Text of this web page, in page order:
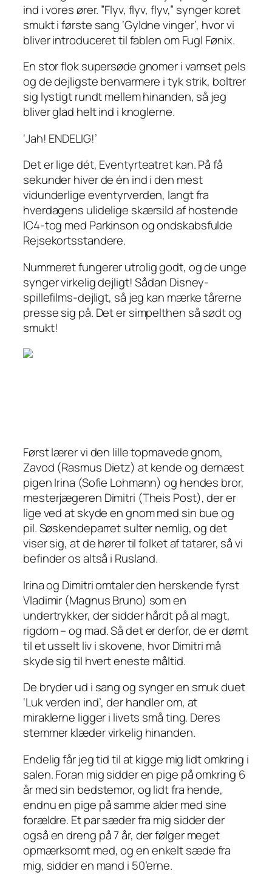
ind i vores ører. ”Flyv, flyv, flyv,” synger koret
smukt i første sang ‘Gyldne vinger’, hvor vi
bliver introduceret til fablen om Fugl Fønix.
En stor flok supersøde gnomer i vamset pels
og de dejligste benvarmere i tyk strik, boltrer
sig lystigt rundt mellem hinanden, så jeg
bliver glad helt ind i knoglerne.
‘Jah! ENDELIG!’
Det er ligedét, Eventyrteatret kan. På få
sekunder hiver de én ind i den mest
vidunderlige eventyrverden, langt fra
hverdagens ulidelige skærsild af hostende
IC4-tog med Parkinson og ondskabsfulde
Rejsekortsstandere.
Nummeret fungerer utrolig godt, og de unge
synger virkelig dejligt! Sådan Disney-
spillefilms-dejligt, så jeg kan mærke tårerne
presse sig på. Det er simpelthen så sødt og
smukt!
Først lærer vi den lille topmavede gnom,
Zavod (Rasmus Dietz) at kende og dernæst
pigen Irina (Sofie Lohmann) og hendes bror,
mesterjægeren Dimitri (Theis Post), der er
lige ved at skyde en gnom med sin bue og
pil. Søskendeparret sulter nemlig, og det
viser sig, at de hører til folket af tatarer, så vi
befinder os altså i Rusland.
Irina og Dimitri omtaler den herskende fyrst
Vladimir (Magnus Bruno) som en
undertrykker, der sidder hårdt på al magt,
rigdom – og mad. Så det er derfor, de er dømt
til et usselt liv i skovene, hvor Dimitri må
skyde sig til hvert eneste måltid.
De bryder ud i sang og synger en smuk duet
‘Luk verden ind’, der handler om, at
miraklerne ligger i livets små ting. Deres
stemmer klæder virkelig hinanden.
Endelig får jeg tid til at kigge mig lidt omkring i
salen. Foran mig sidder en pige på omkring 6
år med sin bedstemor, og lidt fra hende,
endnu en pige på samme alder med sine
forældre. Et par sæder fra mig sidder der
også en dreng på 7 år, der følger meget
opmærksomt med, og en enkelt sæde fra
mig, sidder en mand i 50’erne.